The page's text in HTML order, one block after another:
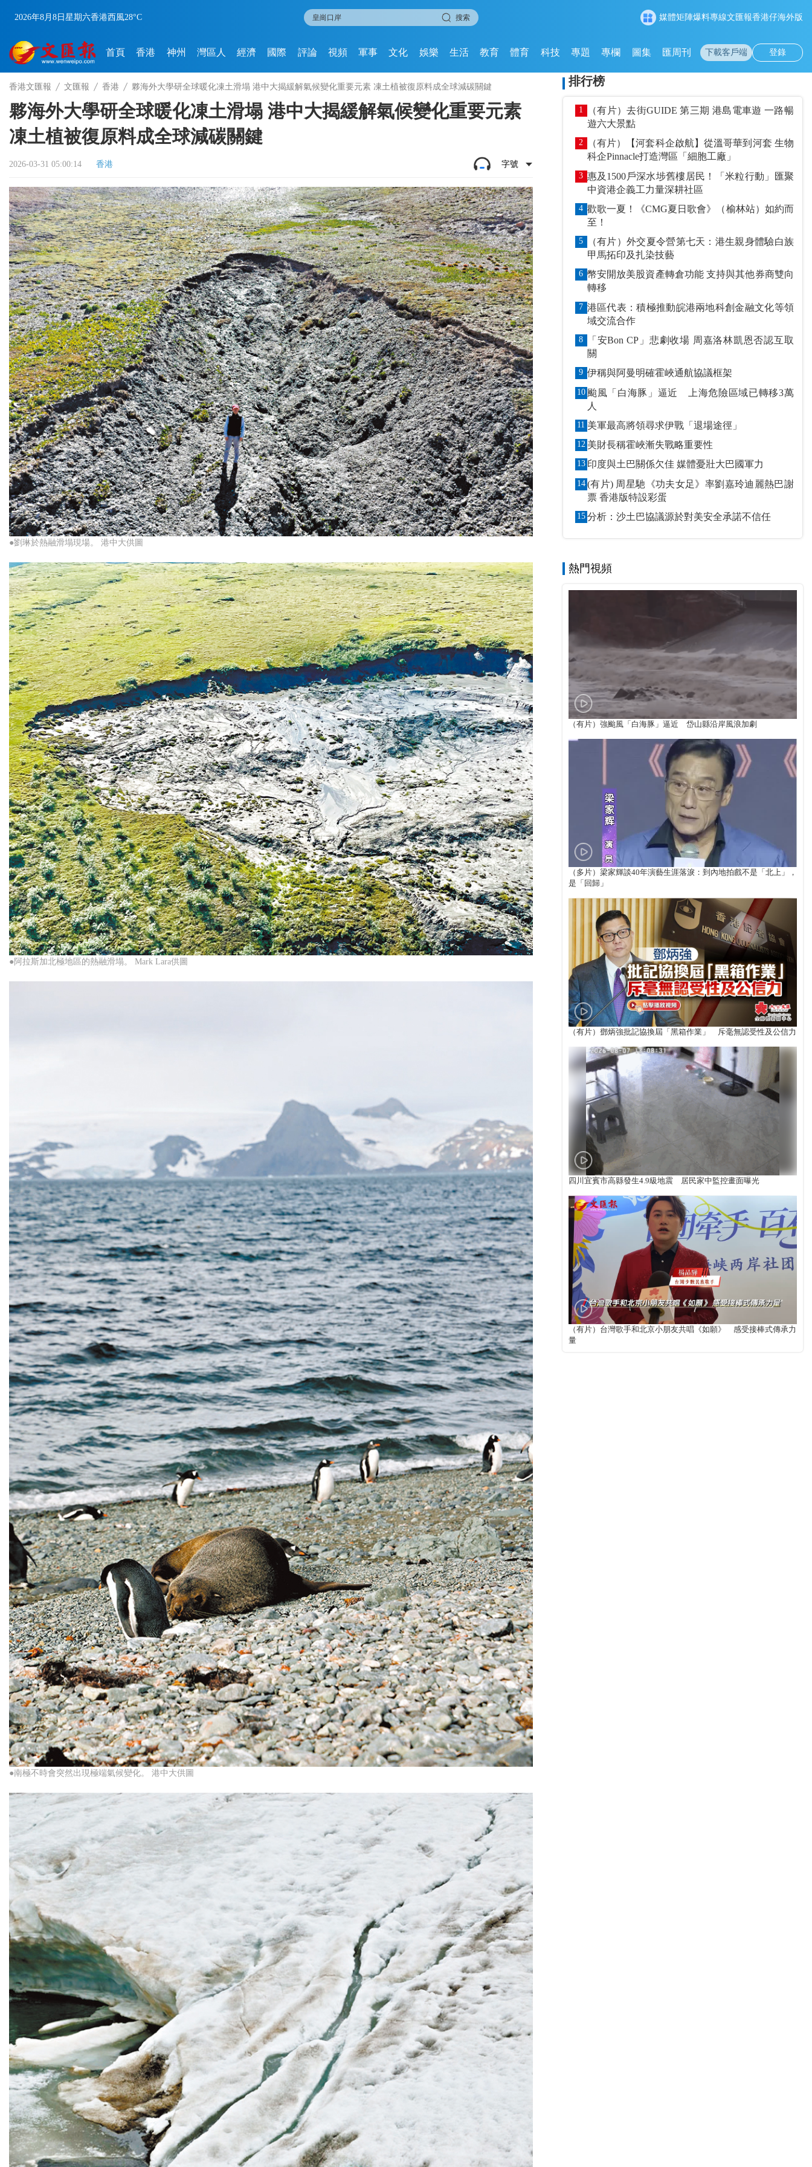
2026年8月8日 星期六香港西風28°C 搜索 媒體矩陣爆料專線文匯報香港仔海外版
首頁 香港 神州 灣區人 經濟 國際 評論 視頻 軍事 文化 娛樂 生活 教育 體育 科技 專題 專欄 圖集 匯周刊 下載客戶端 登錄
香港文匯報 文匯報 香港 夥海外大學研全球暖化凍土滑塌 港中大揭緩解氣候變化重要元素 凍土植被復原料成全球減碳關鍵
夥海外大學研全球暖化凍土滑塌 港中大揭緩解氣候變化重要元素
凍土植被復原料成全球減碳關鍵
2026-03-31 05:00:14 香港 字號
●劉琳於熱融滑塌現場。 港中大供圖
●阿拉斯加北極地區的熱融滑塌。 Mark Lara供圖
●南極不時會突然出現極端氣候變化。 港中大供圖
排行榜
1
（有片）去街GUIDE 第三期 港島電車遊 一路暢
遊六大景點
2
（有片）【河套科企啟航】從溫哥華到河套 生物
科企Pinnacle打造灣區「細胞工廠」
3 惠及1500戶深水埗舊樓居民！「米粒行動」匯聚
中資港企義工力量深耕社區
4 歡歌一夏！《CMG夏日歌會》（榆林站）如約而
至！
5
（有片）外交夏令營第七天：港生親身體驗白族
甲馬拓印及扎染技藝
6 幣安開放美股資產轉倉功能 支持與其他券商雙向
轉移
7 港區代表：積極推動皖港兩地科創金融文化等領
域交流合作
8
「安Bon CP」悲劇收場 周嘉洛林凱恩否認互取
關
9 伊稱與阿曼明確霍峽通航協議框架
10 颱風「白海豚」逼近 上海危險區域已轉移3萬
人
11 美軍最高將領尋求伊戰「退場途徑」
12 美財長稱霍峽漸失戰略重要性
13 印度與土巴關係欠佳 媒體憂壯大巴國軍力
14 (有片) 周星馳《功夫女足》率劉嘉玲迪麗熱巴謝
票 香港版特設彩蛋
15 分析：沙土巴協議源於對美安全承諾不信任
熱門視頻
（有片）強颱風「白海豚」逼近 岱山縣沿岸風浪加劇
（多片）梁家輝談40年演藝生涯落淚：到內地拍戲不是「北上」，
是「回歸」
（有片）鄧炳強批記協換屆「黑箱作業」 斥毫無認受性及公信力
四川宜賓市高縣發生4.9級地震 居民家中監控畫面曝光
（有片）台灣歌手和北京小朋友共唱《如願》 感受接棒式傳承力
量